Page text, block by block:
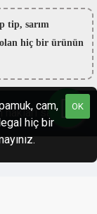
tip, sarım
hiç bir ürünün
saklıdır.OK
cam,
hiç bir